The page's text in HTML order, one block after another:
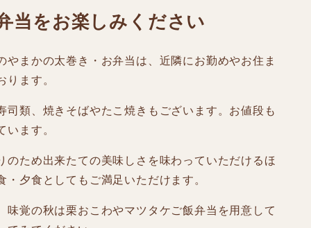
当をお楽しみください
やまかの太巻き・お弁当は、近隣にお勤めやお住ま
ります。
司類、焼きそばやたこ焼きもございます。お値段も
います。
のため出来たての美味しさを味わっていただけるほ
夕食としてもご満足いただけます。
味覚の秋は栗おこわやマツタケご飯弁当を用意して